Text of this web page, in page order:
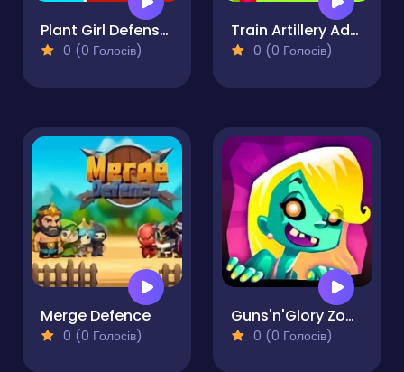
Plant Girl Defense Zombie
0 (0 Голосів)
Train Artillery Adventure
0 (0 Голосів)
Merge Defence
0 (0 Голосів)
Guns'n'Glory Zombies
0 (0 Голосів)